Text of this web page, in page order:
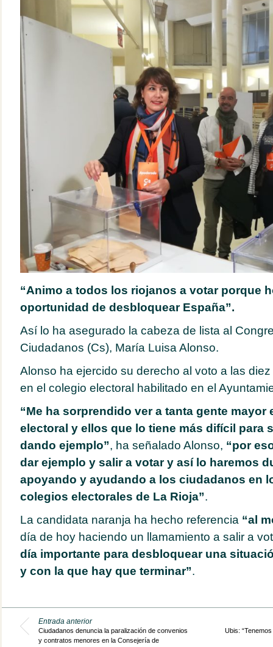
“Animo a todos los riojanos a votar porque
oportunidad de desbloquear España”.
Así lo ha asegurado la cabeza de lista al
Ciudadanos (Cs), María Luisa Alonso.
Alonso ha ejercido su derecho al voto a las
en el colegio electoral habilitado en el
“Me ha sorprendido ver a tanta gente mayor
electoral y ellos que lo tiene más difícil para
dando ejemplo”, ha señalado Alonso, “por
dar ejemplo y salir a votar y así lo haremos
apoyando y ayudando a los ciudadanos en
colegios electorales de La Rioja”.
La candidata naranja ha hecho referencia “al
día de hoy haciendo un llamamiento a salir a
día importante para desbloquear una
y con la que hay que terminar”.
Entrada anterior
Ciudadanos denuncia la paralización de convenios
y contratos menores en la Consejería de
Ubis: